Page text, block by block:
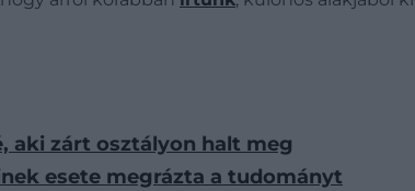
aki zárt osztályon halt meg
esete megrázta a tudományt